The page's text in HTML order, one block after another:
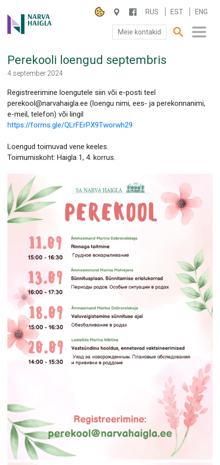
RUS EST ENG
Meie kontakid
SA NARVA HAIGLA
TEENUSED
Perekooli loengud septembris
4 september 2024
Registreerimine loengutele siin või e-posti teel
perekool@narvahaigla.ee (loengu nimi, ees- ja perekonnanimi,
e-meil, telefon) või lingil
https://forms.gle/QLrFErPX9Tworwh29
Loengud toimuvad vene keeles.
Toimumiskoht: Haigla 1, 4. korrus.